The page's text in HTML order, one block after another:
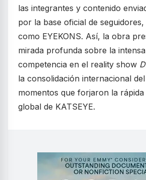
las integrantes y contenido
por la base oficial de
como EYEKONS. Así, la obra
mirada profunda sobre la
competencia en el reality show
la consolidación internacional
momentos que forjaron la
global de KATSEYE.